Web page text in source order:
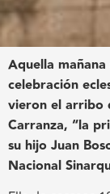
Aquella
celebración
vieron el arribo
Carranza, “la
su hijo Juan
Nacional